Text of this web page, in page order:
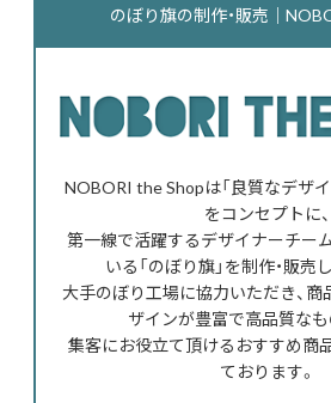
のぼり旗の制作・販売｜
NOBORI the Shopは「良質なデザ
をコンセプトに、
第一線で活躍するデザイナーチー
いる「のぼり旗」を制作・販売
大手のぼり工場に協力いただき、
ザインが豊富で高品質なも
集客にお役立て頂けるおすすめ商
ております。